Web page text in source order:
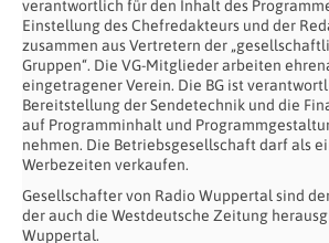
verantwortlich für den Inhalt des
Einstellung des Chefredakteurs und der
zusammen aus Vertretern der
Gruppen“. Die VG-Mitglieder arbeiten
eingetragener Verein. Die BG ist
Bereitstellung der Sendetechnik und die
auf Programminhalt und
nehmen. Die Betriebsgesellschaft darf als
Werbezeiten verkaufen.
Gesellschafter von Radio Wuppertal sind
der auch die Westdeutsche Zeitung
Wuppertal.